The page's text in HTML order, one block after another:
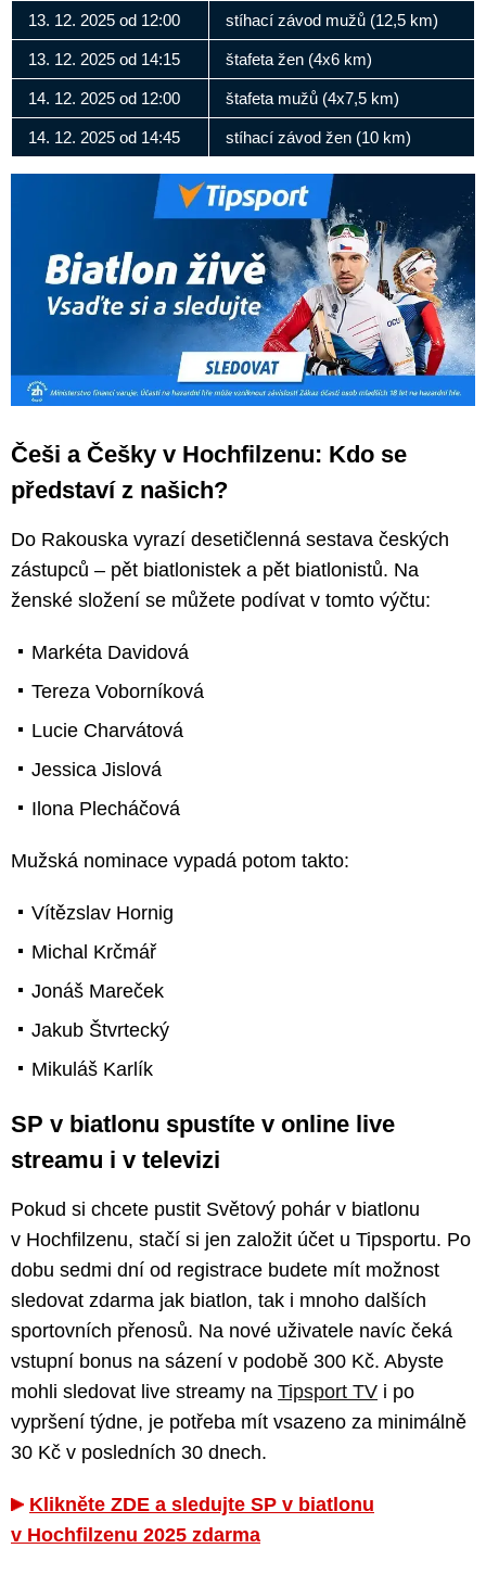
13. 12. 2025 od 12:00 stíhací závod mužů (12,5 km)
13. 12. 2025 od 14:15 štafeta žen (4x6 km)
14. 12. 2025 od 12:00 štafeta mužů (4x7,5 km)
14. 12. 2025 od 14:45 stíhací závod žen (10 km)
Češi a Češky v Hochfilzenu: Kdo se
představí z našich?
Do Rakouska vyrazí desetičlenná sestava českých
zástupců – pět biatlonistek a pět biatlonistů. Na
ženské složení se můžete podívat v tomto výčtu:
Markéta Davidová
Tereza Voborníková
Lucie Charvátová
Jessica Jislová
Ilona Plecháčová
Mužská nominace vypadá potom takto:
Vítězslav Hornig
Michal Krčmář
Jonáš Mareček
Jakub Štvrtecký
Mikuláš Karlík
SP v biatlonu spustíte v online live
streamu i v televizi
Pokud si chcete pustit Světový pohár v biatlonu
v Hochfilzenu, stačí si jen založit účet u Tipsportu. Po
dobu sedmi dní od registrace budete mít možnost
sledovat zdarma jak biatlon, tak i mnoho dalších
sportovních přenosů. Na nové uživatele navíc čeká
vstupní bonus na sázení v podobě 300 Kč. Abyste
mohli sledovat live streamy na Tipsport TV i po
vypršení týdne, je potřeba mít vsazeno za minimálně
30 Kč v posledních 30 dnech.
Klikněte ZDE a sledujte SP v biatlonu
v Hochfilzenu 2025 zdarma